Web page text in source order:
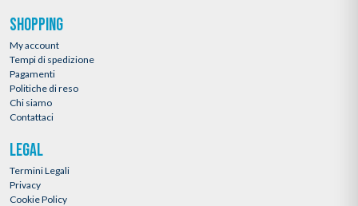
SHOPPING
My account
Tempi di spedizione
Pagamenti
Politiche di reso
Chi siamo
Contattaci
LEGAL
Termini Legali
Privacy
Cookie Policy